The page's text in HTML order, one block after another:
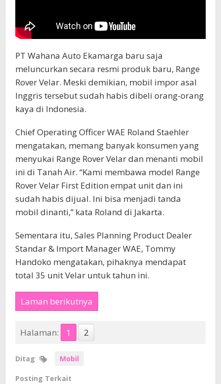
PT Wahana Auto Ekamarga baru saja
meluncurkan secara resmi produk baru, Range
Rover Velar. Meski demikian, mobil impor asal
Inggris tersebut sudah habis dibeli orang-orang
kaya di Indonesia.
Chief Operating Officer WAE Roland Staehler
mengatakan, memang banyak konsumen yang
menyukai Range Rover Velar dan menanti mobil
ini di Tanah Air. “Kami membawa model Range
Rover Velar First Edition empat unit dan ini
sudah habis dijual. Ini bisa menjadi tanda
mobil dinanti,” kata Roland di Jakarta.
Sementara itu, Sales Planning Product Dealer
Standar & Import Manager WAE, Tommy
Handoko mengatakan, pihaknya mendapat
total 35 unit Velar untuk tahun ini.
Laman berikutnya
Halaman: 1 2
Ditag Mobil
Posting Terkait